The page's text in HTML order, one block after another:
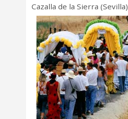
Cazalla de la Sierra (Sevilla)